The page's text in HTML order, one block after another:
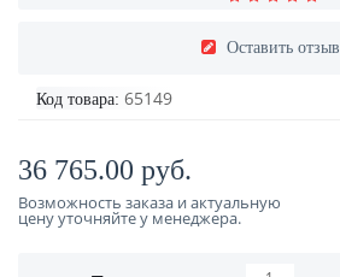
Оставить отзыв
Код товара: 65149
36 765.00 руб.
Возможность заказа и актуальную
цену уточняйте у менеджера.